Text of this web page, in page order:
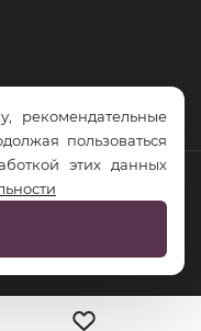
рекомендательные
пользоваться
этих данных